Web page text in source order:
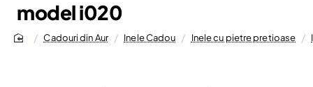
model i020
Cadouri din Aur Inele Cadou Inele cu pietre pretioase